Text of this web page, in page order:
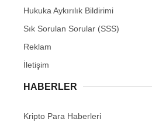
Hukuka Aykırılık Bildirimi
Sık Sorulan Sorular (SSS)
Reklam
İletişim
HABERLER
Kripto Para Haberleri